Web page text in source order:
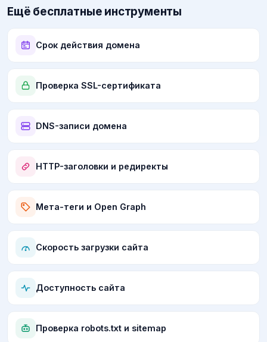
Ещё бесплатные инструменты
Срок действия домена
Проверка SSL-сертификата
DNS-записи домена
HTTP-заголовки и редиректы
Мета-теги и Open Graph
Скорость загрузки сайта
Доступность сайта
Проверка robots.txt и sitemap